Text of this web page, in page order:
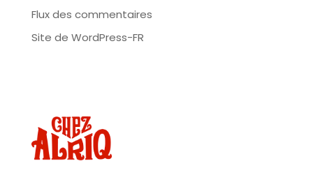
Flux des commentaires
Site de WordPress-FR